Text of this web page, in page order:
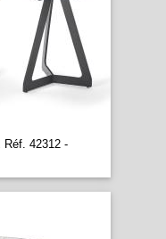
Réf. 42312 -